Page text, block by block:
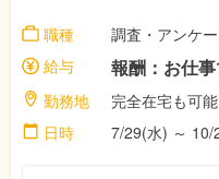
職種
調査・アンケ
給与
勤務地
日時
7/29(水) ～ 10/